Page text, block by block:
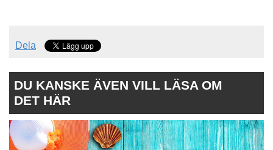
Dela
DU KANSKE ÄVEN VILL LÄSA OM
DET HÄR